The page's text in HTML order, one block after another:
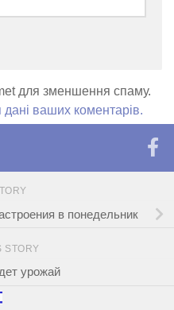
для зменшення спаму.
ваших коментарів.
в понедельник
STORY
урожай